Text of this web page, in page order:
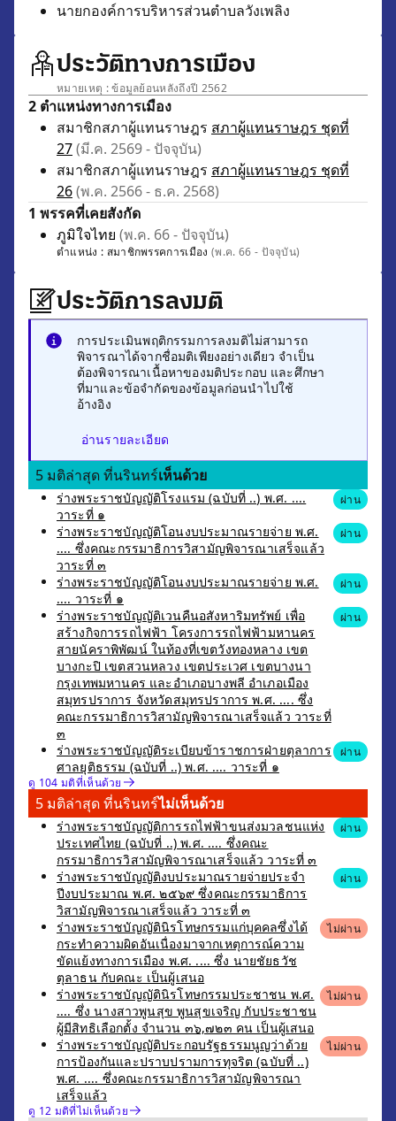
นายกองค์การบริหารส่วนตำบลวังเพลิง
ประวัติทางการเมือง
หมายเหตุ : ข้อมูลย้อนหลังถึงปี 2562
2 ตำแหน่งทางการเมือง
สมาชิกสภาผู้แทนราษฎร สภาผู้แทนราษฎร ชุดที่
27(มี.ค. 2569 - ปัจจุบัน)
สมาชิกสภาผู้แทนราษฎร สภาผู้แทนราษฎร ชุดที่
26(พ.ค. 2566 - ธ.ค. 2568)
1 พรรคที่เคยสังกัด
ภูมิใจไทย (พ.ค. 66 - ปัจจุบัน)
ตำแหน่ง : สมาชิกพรรคการเมือง(พ.ค. 66 - ปัจจุบัน)
ประวัติการลงมติ
การประเมินพฤติกรรมการลงมติไม่สามารถ
พิจารณาได้จากชื่อมติเพียงอย่างเดียว จำเป็น
ต้องพิจารณาเนื้อหาของมติประกอบ และศึกษา
ที่มาและข้อจำกัดของข้อมูลก่อนนำไปใช้
อ้างอิง
อ่านรายละเอียด
5 มติล่าสุด ที่นรินทร์เห็นด้วย
ร่างพระราชบัญญัติโรงแรม (ฉบับที่ ..) พ.ศ. ....
วาระที่ ๑
ผ่าน
ร่างพระราชบัญญัติโอนงบประมาณรายจ่าย พ.ศ.
.... ซึ่งคณะกรรมาธิการวิสามัญพิจารณาเสร็จแล้ว
วาระที่ ๓
ผ่าน
ร่างพระราชบัญญัติโอนงบประมาณรายจ่าย พ.ศ.
.... วาระที่ ๑
ผ่าน
ร่างพระราชบัญญัติเวนคืนอสังหาริมทรัพย์ เพื่อ
สร้างกิจการรถไฟฟ้า โครงการรถไฟฟ้ามหานคร
สายนัคราพิพัฒน์ ในท้องที่เขตวังทองหลาง เขต
บางกะปิ เขตสวนหลวง เขตประเวศ เขตบางนา
กรุงเทพมหานคร และอำเภอบางพลี อำเภอเมือง
สมุทรปราการ จังหวัดสมุทรปราการ พ.ศ. .... ซึ่ง
คณะกรรมาธิการวิสามัญพิจารณาเสร็จแล้ว วาระที่
๓
ผ่าน
ร่างพระราชบัญญัติระเบียบข้าราชการฝ่ายตุลาการ
ศาลยุติธรรม (ฉบับที่ ..) พ.ศ. .... วาระที่ ๑
ผ่าน
ดู 104 มติที่เห็นด้วย
5 มติล่าสุด ที่นรินทร์ไม่เห็นด้วย
ร่างพระราชบัญญัติการรถไฟฟ้าขนส่งมวลชนแห่ง
ประเทศไทย (ฉบับที่ ..) พ.ศ. .... ซึ่งคณะ
กรรมาธิการวิสามัญพิจารณาเสร็จแล้ว วาระที่ ๓
ผ่าน
ร่างพระราชบัญญัติงบประมาณรายจ่ายประจำ
ปีงบประมาณ พ.ศ. ๒๕๖๙ ซึ่งคณะกรรมาธิการ
วิสามัญพิจารณาเสร็จแล้ว วาระที่ ๓
ผ่าน
ร่างพระราชบัญญัตินิรโทษกรรมแก่บุคคลซึ่งได้
กระทำความผิดอันเนื่องมาจากเหตุการณ์ความ
ขัดแย้งทางการเมือง พ.ศ. .... ซึ่ง นายชัยธวัช
ตุลาธน กับคณะ เป็นผู้เสนอ
ไม่ผ่าน
ร่างพระราชบัญญัตินิรโทษกรรมประชาชน พ.ศ.
.... ซึ่ง นางสาวพูนสุข พูนสุขเจริญ กับประชาชน
ผู้มีสิทธิเลือกตั้ง จำนวน ๓๖,๗๒๓ คน เป็นผู้เสนอ
ไม่ผ่าน
ร่างพระราชบัญญัติประกอบรัฐธรรมนูญว่าด้วย
การป้องกันและปราบปรามการทุจริต (ฉบับที่ ..)
พ.ศ. .... ซึ่งคณะกรรมาธิการวิสามัญพิจารณา
เสร็จแล้ว
ไม่ผ่าน
ดู 12 มติที่ไม่เห็นด้วย